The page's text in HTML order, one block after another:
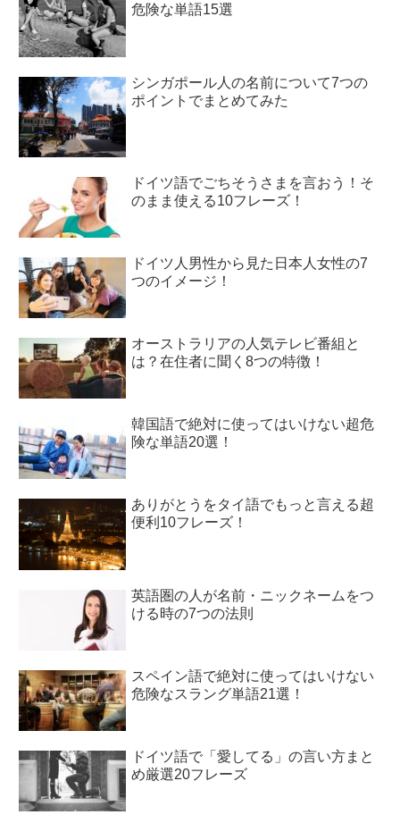
危険な単語15選
シンガポール人の名前について7つの
ポイントでまとめてみた
ドイツ語でごちそうさまを言おう！そ
のまま使える10フレーズ！
ドイツ人男性から見た日本人女性の7
つのイメージ！
オーストラリアの人気テレビ番組と
は？在住者に聞く8つの特徴！
韓国語で絶対に使ってはいけない超危
険な単語20選！
ありがとうをタイ語でもっと言える超
便利10フレーズ！
英語圏の人が名前・ニックネームをつ
ける時の7つの法則
スペイン語で絶対に使ってはいけない
危険なスラング単語21選！
ドイツ語で「愛してる」の言い方まと
め厳選20フレーズ